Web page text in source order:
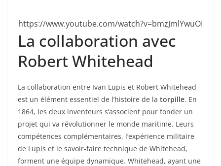
https://www.youtube.com/watch?v=bmzJmlYwuOI
La collaboration avec
Robert Whitehead
La collaboration entre Ivan Lupis et Robert Whitehead
est un élément essentiel de l’histoire de la torpille. En
1864, les deux inventeurs s’associent pour fonder un
projet qui va révolutionner le monde maritime. Leurs
compétences complémentaires, l’expérience militaire
de Lupis et le savoir-faire technique de Whitehead,
forment une équipe dynamique. Whitehead, ayant une